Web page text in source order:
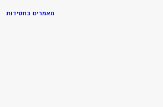
מאמרים בחסידות